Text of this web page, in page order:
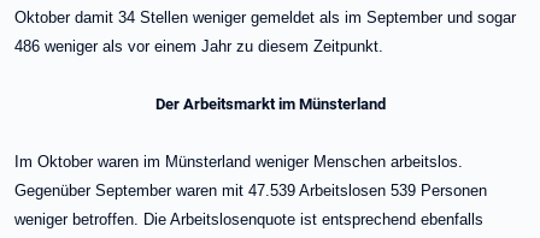
Oktober damit 34 Stellen weniger gemeldet als im September und sogar
486 weniger als vor einem Jahr zu diesem Zeitpunkt.
Der Arbeitsmarkt im Münsterland
Im Oktober waren im Münsterland weniger Menschen arbeitslos.
Gegenüber September waren mit 47.539 Arbeitslosen 539 Personen
weniger betroffen. Die Arbeitslosenquote ist entsprechend ebenfalls